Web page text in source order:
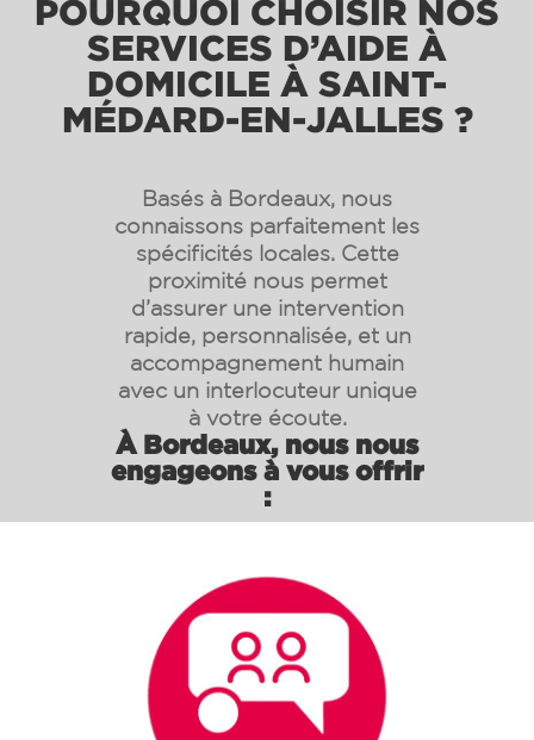
POURQUOI CHOISIR NOS
SERVICES D’AIDE À
DOMICILE À SAINT-
MÉDARD-EN-JALLES ?
Basés à Bordeaux, nous
connaissons parfaitement les
spécificités locales. Cette
proximité nous permet
d’assurer une intervention
rapide, personnalisée, et un
accompagnement humain
avec un interlocuteur unique
à votre écoute.
À Bordeaux, nous nous
engageons à vous offrir
: